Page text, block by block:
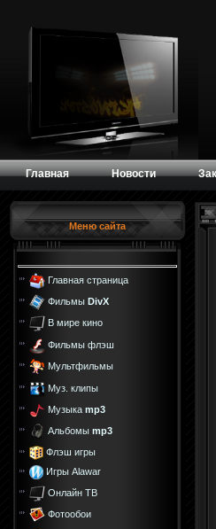
Главная Новости
Меню сайта
Главная страница
Фильмы DivX
В мире кино
Фильмы флэш
Мультфильмы
Муз. клипы
Музыка mp3
Альбомы mp3
Флэш игры
Игры Alawar
Онлайн ТВ
Фотообои